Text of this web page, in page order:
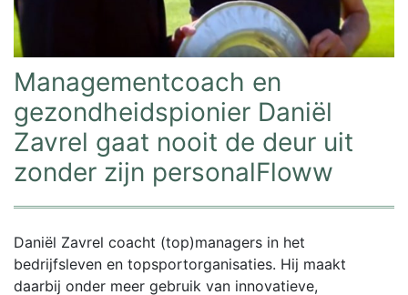
Managementcoach en
gezondheidspionier Daniël
Zavrel gaat nooit de deur uit
zonder zijn personalFloww
Daniël Zavrel coacht (top)managers in het
bedrijfsleven en topsportorganisaties. Hij maakt
daarbij onder meer gebruik van innovatieve,